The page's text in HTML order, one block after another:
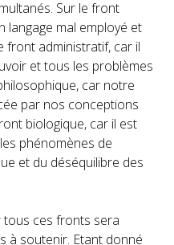
Sur le front
langage mal employé et
front administratif, car il
et tous les problèmes
car notre
par nos conceptions
biologique, car il est
phénomènes de
et du déséquilibre des
ces fronts sera
à soutenir. Etant donné